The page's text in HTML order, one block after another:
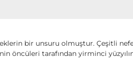
bir unsuru olmuştur. Çeşitli
öncüleri tarafından yirminci